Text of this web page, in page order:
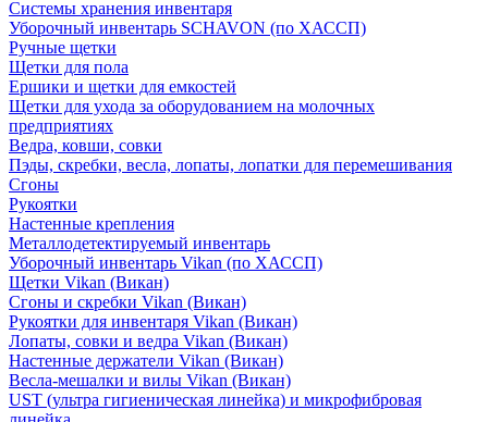
Системы хранения инвентаря
Уборочный инвентарь SCHAVON (по ХАССП)
Ручные щетки
Щетки для пола
Ершики и щетки для емкостей
Щетки для ухода за оборудованием на молочных
предприятиях
Ведра, ковши, совки
Пэды, скребки, весла, лопаты, лопатки для перемешивания
Сгоны
Рукоятки
Настенные крепления
Металлодетектируемый инвентарь
Уборочный инвентарь Vikan (по ХАССП)
Щетки Vikan (Викан)
Сгоны и скребки Vikan (Викан)
Рукоятки для инвентаря Vikan (Викан)
Лопаты, совки и ведра Vikan (Викан)
Настенные держатели Vikan (Викан)
Весла-мешалки и вилы Vikan (Викан)
UST (ультра гигиеническая линейка) и микрофибровая